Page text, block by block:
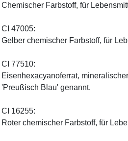
Chemischer Farbstoff, für
CI 47005:
Gelber chemischer Farbstoff, für
CI 77510:
Eisenhexacyanoferrat,
'Preußisch Blau' genannt.
CI 16255:
Roter chemischer Farbstoff, für